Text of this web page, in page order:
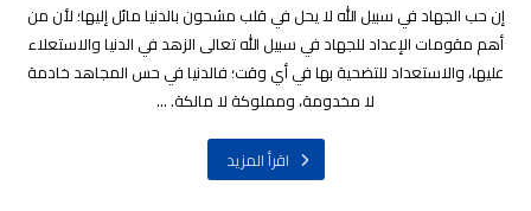
إن حب الجهاد في سبيل الله لا يحل في قلب مشحون بالدنيا مائل إليها؛ لأن من
أهم مقومات الإعداد للجهاد في سبيل الله تعالى الزهد في الدنيا والاستعلاء
عليها، والاستعداد للتضحية بها في أي وقت؛ فالدنيا في حس المجاهد خادمة
لا مخدومة، ومملوكة لا مالكة. ...
اقرأ المزيد